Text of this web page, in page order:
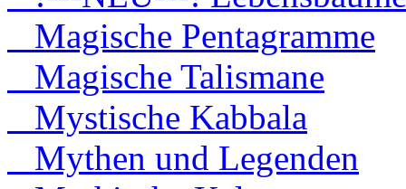
Magische Pentagramme
Magische Talismane
Mystische Kabbala
Mythen und Legenden